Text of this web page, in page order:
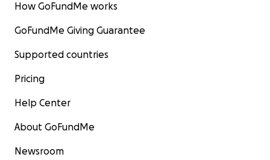
How GoFundMe works
GoFundMe Giving Guarantee
Supported countries
Pricing
Help Center
About GoFundMe
Newsroom